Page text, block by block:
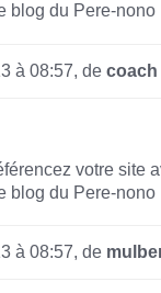
blog du Pere-nono
à 08:57, de
votre site
blog du Pere-nono
à 08:57, de